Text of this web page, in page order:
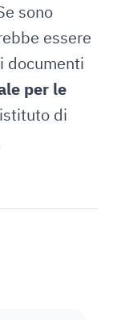
sono
essere
documenti
per le
di